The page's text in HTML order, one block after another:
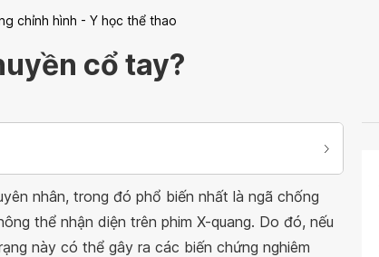
chỉnh hình - Y học thể thao
cổ tay?
nhân, trong đó phổ biến nhất là ngã chống
thể nhận diện trên phim X-quang. Do đó, nếu
này có thể gây ra các biến chứng nghiêm